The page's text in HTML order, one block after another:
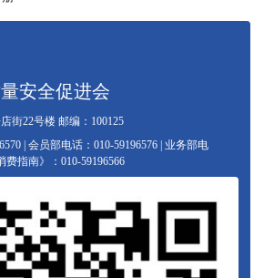
安全促进会
街22号楼 邮编：100125
| 会员部电话：010-59196576 | 业务部电
费指南》：010-59196566